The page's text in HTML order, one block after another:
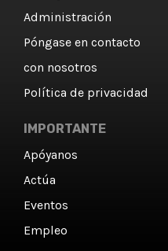
Administración
Póngase en contacto
con nosotros
Política de privacidad
IMPORTANTE
Apóyanos
Actúa
Eventos
Empleo